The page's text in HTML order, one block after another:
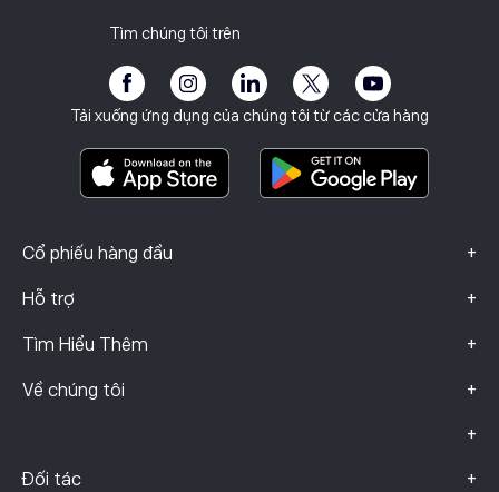
Tìm chúng tôi trên
Tải xuống ứng dụng của chúng tôi từ các cửa hàng
Cổ phiếu hàng đầu +
Hỗ trợ +
Lỗ hổng Máy khách
Tìm Hiểu Thêm +
Về chúng tôi +
+
Công bố rủi ro
Điều khoản & Điều kiện
Tài Liệu Thông Tin Quan Trọng
Dữ liệu khiếu nại (Khách hàng FCA)
Đối tác +
Chương trình liên kết
Bảo hiểm đầu tư